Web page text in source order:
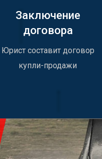
Заключение
договора
Юрист составит договор
купли-продажи